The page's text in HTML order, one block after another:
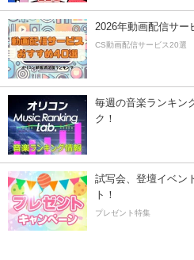
2026年動画配信サー
CS動画配信サービス20選
毎週の音楽ランキン
ク！
試写会、登壇イベン
ト！
プレゼント特集